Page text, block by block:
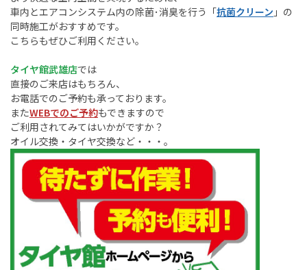
車内とエアコンシステム内の除菌･消臭を行う「抗菌クリーン 」の
同時施工がおすすめです。
こちらもぜひご利用ください。
タイヤ館武雄店では
直接のご来店はもちろん、
お電話でのご予約も承っております。
またWEBでのご予約もできますので
ご利用されてみてはいかがですか？
オイル交換・タイヤ交換など・・・。